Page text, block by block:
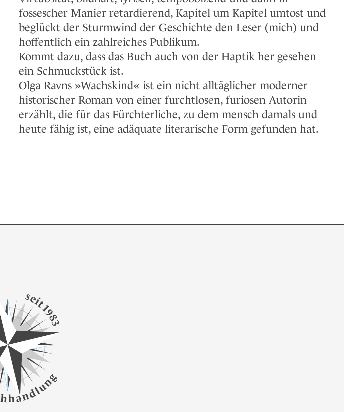
fossescher Manier retardierend, Kapitel um Kapitel umtost und
beglückt der Sturmwind der Geschichte den Leser (mich) und
hoffentlich ein zahlreiches Publikum.
Kommt dazu, dass das Buch auch von der Haptik her gesehen
ein Schmuckstück ist.
Olga Ravns »Wachskind« ist ein nicht alltäglicher moderner
historischer Roman von einer furchtlosen, furiosen Autorin
erzählt, die für das Fürchterliche, zu dem mensch damals und
heute fähig ist, eine adäquate literarische Form gefunden hat.
sei
t
1
9
8
3
hhandl
un
g